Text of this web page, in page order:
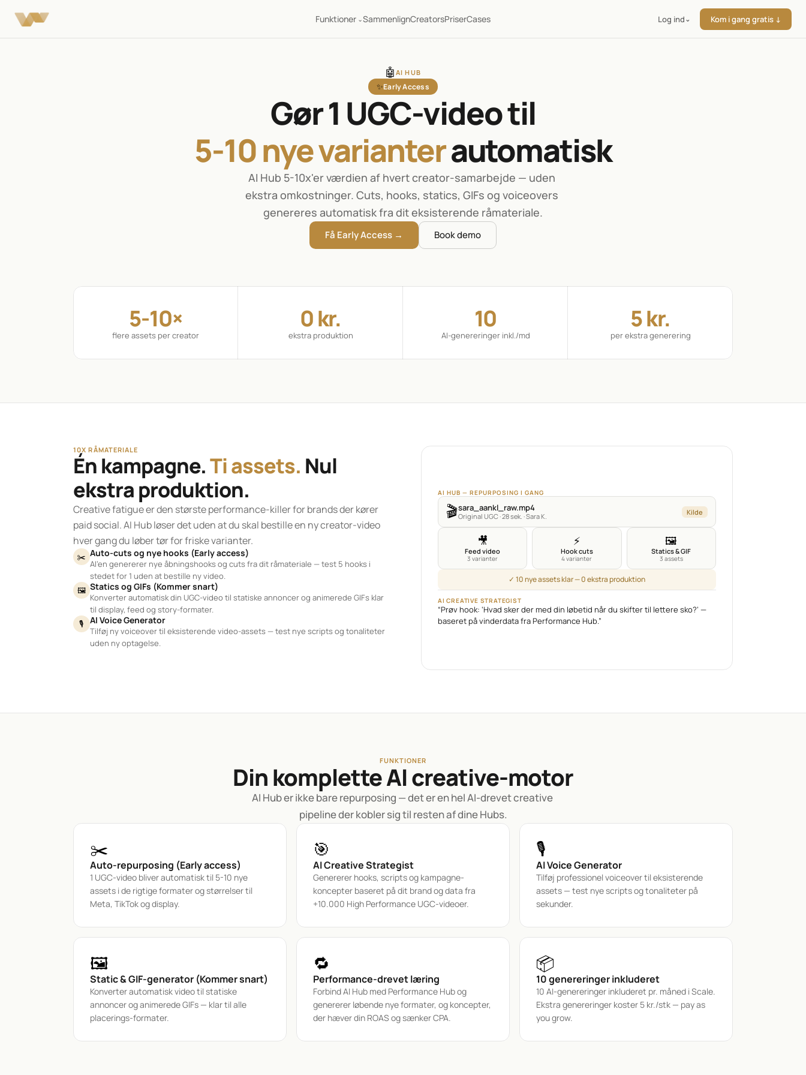
Funktioner ⌄SammenlignCreatorsPriserCases Log ind ⌄ Kom i gang gratis ↓
🤖AI HUB
✨Early Access
Gør 1 UGC-video til
5-10 nye varianter automatisk
AI Hub 5-10x'er værdien af hvert creator-samarbejde — uden
ekstra omkostninger. Cuts, hooks, statics, GIFs og voiceovers
genereres automatisk fra dit eksisterende råmateriale.
Få Early Access → Book demo
5-10×
flere assets per creator
0 kr.
ekstra produktion
10
AI-genereringer inkl./md
5 kr.
per ekstra generering
10X RÅMATERIALE
Én kampagne. Ti assets. Nul
ekstra produktion.
Creative fatigue er den største performance-killer for brands der kører
paid social. AI Hub løser det uden at du skal bestille en ny creator-video
hver gang du løber tør for friske varianter.
✂️ Auto-cuts og nye hooks (Early access)
AI’en genererer nye åbningshooks og cuts fra dit råmateriale — test 5 hooks i
stedet for 1 uden at bestille ny video.
🖼️ Statics og GIFs (Kommer snart)
Konverter automatisk din UGC-video til statiske annoncer og animerede GIFs klar
til display, feed og story-formater.
🎙️ AI Voice Generator
Tilføj ny voiceover til eksisterende video-assets — test nye scripts og tonaliteter
uden ny optagelse.
AI HUB — REPURPOSING I GANG
🎬sara_aankl_raw.mp4
Original UGC · 28 sek. · Sara K. Kilde
🎥
Feed video
3 varianter
⚡
Hook cuts
4 varianter
🖼️
Statics & GIF
3 assets
✓ 10 nye assets klar — 0 ekstra produktion
AI CREATIVE STRATEGIST
“Prøv hook: ‘Hvad sker der med din løbetid når du skifter til lettere sko?’ —
baseret på vinderdata fra Performance Hub.”
FUNKTIONER
Din komplette AI creative-motor
AI Hub er ikke bare repurposing — det er en hel AI-drevet creative
pipeline der kobler sig til resten af dine Hubs.
✂️
Auto-repurposing (Early access)
1 UGC-video bliver automatisk til 5-10 nye
assets i de rigtige formater og størrelser til
Meta, TikTok og display.
🎯
AI Creative Strategist
Genererer hooks, scripts og kampagne-
koncepter baseret på dit brand og data fra
+10.000 High Performance UGC-videoer.
🎙️
AI Voice Generator
Tilføj professionel voiceover til eksisterende
assets — test nye scripts og tonaliteter på
sekunder.
🖼️
Static & GIF-generator (Kommer snart)
Konverter automatisk video til statiske
annoncer og animerede GIFs — klar til alle
placerings-formater.
🔁
Performance-drevet læring
Forbind AI Hub med Performance Hub og
genererer løbende nye formater, og koncepter,
der hæver din ROAS og sænker CPA.
📦
10 genereringer inkluderet
10 AI-genereringer inkluderet pr. måned i Scale.
Ekstra genereringer koster 5 kr./stk — pay as
you grow.